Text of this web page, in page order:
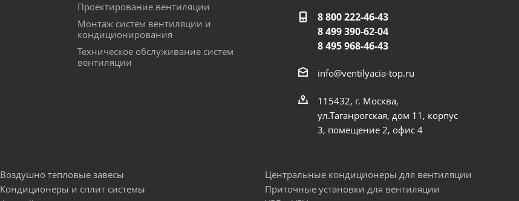
Проектирование вентиляции
Монтаж систем вентиляции и
кондиционирования
Техническое обслуживание систем
вентиляции
8 800 222-46-43
8 499 390-62-04
8 495 968-46-43
info@ventilyacia-top.ru
115432, г. Москва,
ул.Таганрогская, дом 11, корпус
3, помещение 2, офис 4
Воздушно тепловые завесы
Кондиционеры и сплит системы
Центральные кондиционеры для вентиляции
Приточные установки для вентиляции